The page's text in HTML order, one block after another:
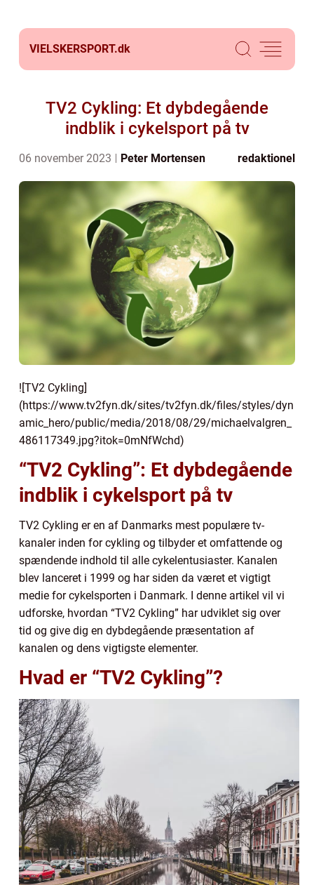
VIELSKERSPORT.dk
TV2 Cykling: Et dybdegående
indblik i cykelsport på tv
06 november 2023 Peter Mortensen redaktionel
![TV2 Cykling]
(https://www.tv2fyn.dk/sites/tv2fyn.dk/files/styles/dyn
amic_hero/public/media/2018/08/29/michaelvalgren_
486117349.jpg?itok=0mNfWchd)
“TV2 Cykling”: Et dybdegående
indblik i cykelsport på tv
TV2 Cykling er en af Danmarks mest populære tv-
kanaler inden for cykling og tilbyder et omfattende og
spændende indhold til alle cykelentusiaster. Kanalen
blev lanceret i 1999 og har siden da været et vigtigt
medie for cykelsporten i Danmark. I denne artikel vil vi
udforske, hvordan “TV2 Cykling” har udviklet sig over
tid og give dig en dybdegående præsentation af
kanalen og dens vigtigste elementer.
Hvad er “TV2 Cykling”?